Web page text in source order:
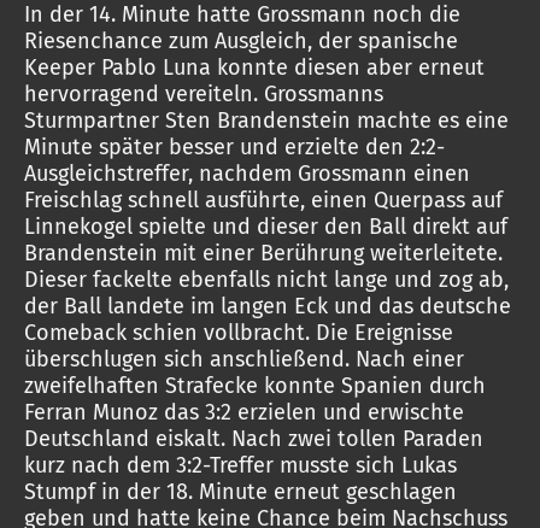
In der 14. Minute hatte Grossmann noch die
Riesenchance zum Ausgleich, der spanische
Keeper Pablo Luna konnte diesen aber erneut
hervorragend vereiteln. Grossmanns
Sturmpartner Sten Brandenstein machte es eine
Minute später besser und erzielte den 2:2-
Ausgleichstreffer, nachdem Grossmann einen
Freischlag schnell ausführte, einen Querpass auf
Linnekogel spielte und dieser den Ball direkt auf
Brandenstein mit einer Berührung weiterleitete.
Dieser fackelte ebenfalls nicht lange und zog ab,
der Ball landete im langen Eck und das deutsche
Comeback schien vollbracht. Die Ereignisse
überschlugen sich anschließend. Nach einer
zweifelhaften Strafecke konnte Spanien durch
Ferran Munoz das 3:2 erzielen und erwischte
Deutschland eiskalt. Nach zwei tollen Paraden
kurz nach dem 3:2-Treffer musste sich Lukas
Stumpf in der 18. Minute erneut geschlagen
geben und hatte keine Chance beim Nachschuss